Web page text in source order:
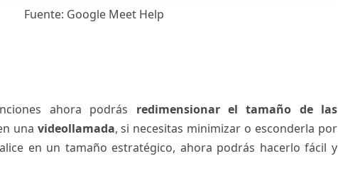
Fuente: Google Meet Help
ahora podrás redimensionar el tamaño de las
una videollamada, si necesitas minimizar o esconderla por
en un tamaño estratégico, ahora podrás hacerlo fácil y